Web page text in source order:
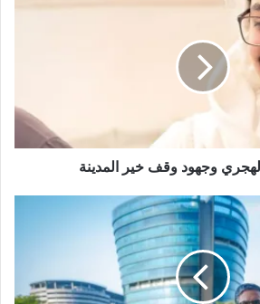
ا
ب
الهجري وجهود وقف خير المدينة